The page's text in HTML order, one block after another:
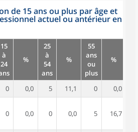
de 15 ans ou plus par âge et
actuel ou antérieur en
15
à
24
%
25
à
54
ans
%
55
ans
ou
plus
%
0 0,0 5 11,1 0
0,0
0 0,0 0 0,0 5 16,7